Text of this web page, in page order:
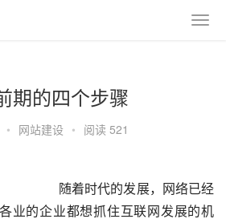
期的四个步骤
• 网站建设 • 阅读 521
业的企业都想抓住互联网发展的机